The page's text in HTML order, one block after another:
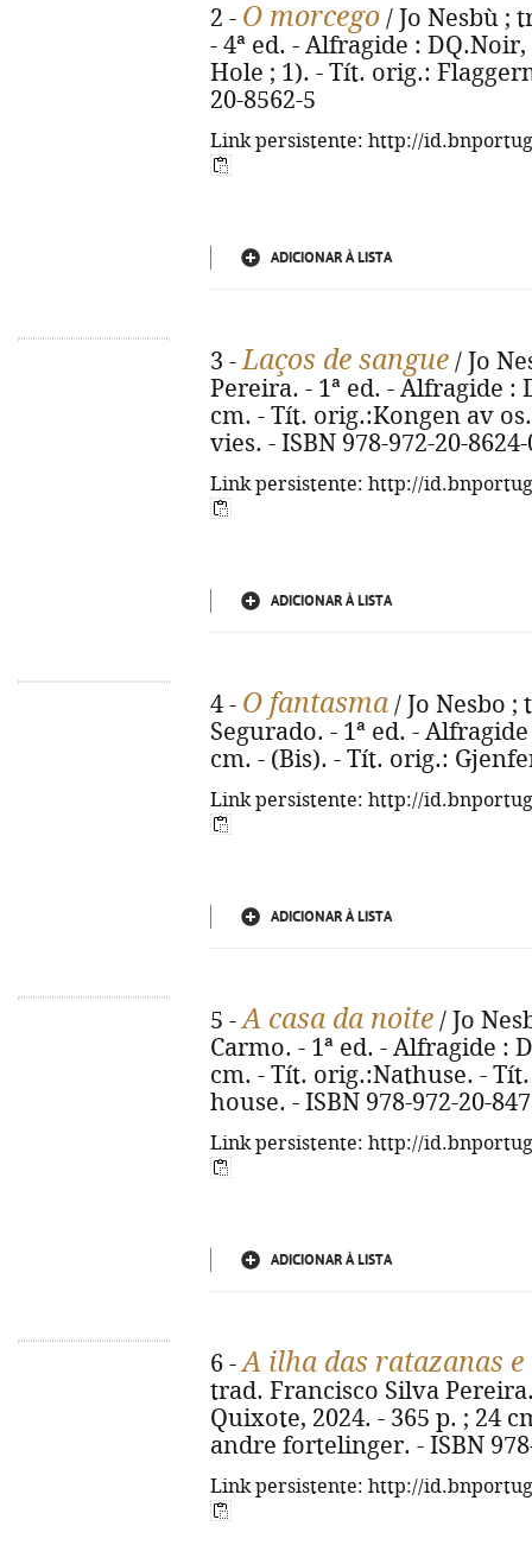
2 - O morcego / Jo Nesbù ;
- 4ª ed. - Alfragide :
Hole ; 1). - Tít. orig.:
20-8562-5
Link persistente: http://
ADICIONAR À LISTA
3 -Laços de sangue / Jo
Pereira. - 1ª ed. - Alfragide :
cm. - Tít. orig.:Kongen av
vies. - ISBN 978-972-20-8624-
Link persistente: http://
ADICIONAR À LISTA
4 - O fantasma / Jo Nesbo
Segurado. - 1ª ed. -
cm. - (Bis). - Tít. orig.:
Link persistente: http://
ADICIONAR À LISTA
5 -A casa da noite / Jo
Carmo. - 1ª ed. - Alfragide :
cm. - Tít. orig.:Nathuse. -
house. - ISBN 978-972-20-
Link persistente: http://
ADICIONAR À LISTA
6 -A ilha das ratazanas
trad. Francisco Silva
Quixote, 2024. - 365 p. ; 24
andre fortelinger. - ISBN
Link persistente: http://